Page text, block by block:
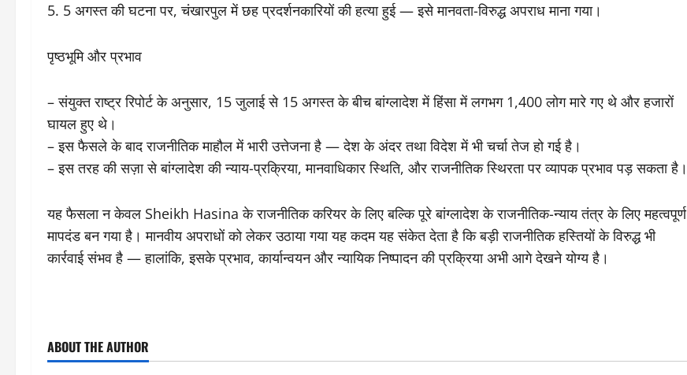
5. 5 अगस्त की घटना पर, चंखारपुल में छह प्रदर्शनकारियों की हत्या हुई — इसे मानवता-विरुद्ध अपराध माना गया।
पृष्ठभूमि और प्रभाव
– संयुक्त राष्ट्र रिपोर्ट के अनुसार, 15 जुलाई से 15 अगस्त के बीच बांग्लादेश में हिंसा में लगभग 1,400 लोग मारे गए थे और हजारों
घायल हुए थे।
– इस फैसले के बाद राजनीतिक माहौल में भारी उत्तेजना है — देश के अंदर तथा विदेश में भी चर्चा तेज हो गई है।
– इस तरह की सज़ा से बांग्लादेश की न्याय-प्रक्रिया, मानवाधिकार स्थिति, और राजनीतिक स्थिरता पर व्यापक प्रभाव पड़ सकता है।
यह फैसला न केवल Sheikh Hasina के राजनीतिक करियर के लिए बल्कि पूरे बांग्लादेश के राजनीतिक-न्याय तंत्र के लिए महत्वपूर्ण
मापदंड बन गया है। मानवीय अपराधों को लेकर उठाया गया यह कदम यह संकेत देता है कि बड़ी राजनीतिक हस्तियों के विरुद्ध भी
कार्रवाई संभव है — हालांकि, इसके प्रभाव, कार्यान्वयन और न्यायिक निष्पादन की प्रक्रिया अभी आगे देखने योग्य है।
ABOUT THE AUTHOR